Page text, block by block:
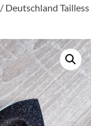
/ Deutschland Tailless